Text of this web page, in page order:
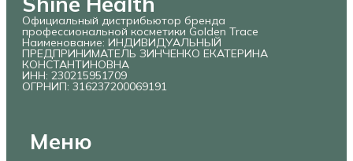
Официальный дистрибьютор бренда
профессиональной косметики Golden Trace
Наименование: ИНДИВИДУАЛЬНЫЙ
ПРЕДПРИНИМАТЕЛЬ ЗИНЧЕНКО ЕКАТЕРИНА
КОНСТАНТИНОВНА
ИНН: 230215951709
ОГРНИП: 316237200069191
Меню